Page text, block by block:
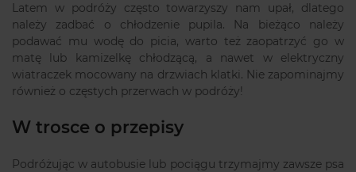
Latem w podróży często towarzyszy nam upał, dlatego
należy zadbać o chłodzenie pupila. Na bieżąco należy
podawać mu wodę do picia, warto też zaopatrzyć go w
matę lub kamizelkę chłodzącą, a nawet w elektryczny
wiatraczek mocowany na drzwiach klatki. Nie zapominajmy
również o częstych przerwach w podróży!
W trosce o przepisy
Podróżując w autobusie lub pociągu trzymajmy zawsze psa